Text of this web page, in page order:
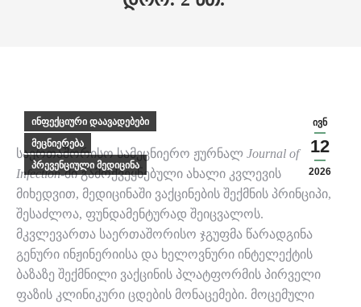
ივნ
12
2026
ინფექციური დაავადებები
მეცნიერება
პრევენციული მედიცინა
საერთაშორისო სამეცნიერო ჟურნალ Journal of
Infection-ში გამოქვეყნებული ახალი კვლევის
მიხედვით, მედიცინაში ვაქცინების შექმნის პრინციპი,
შესაძლოა, ფუნდამენტურად შეიცვალოს.
მკვლევართა საერთაშორისო ჯგუფმა წარადგინა
გენური ინჟინერიისა და ხელოვნური ინტელექტის
ბაზაზე შექმნილი ვაქცინის პლატფორმის პირველი
ფაზის კლინიკური ცდების მონაცემები. მოცემული